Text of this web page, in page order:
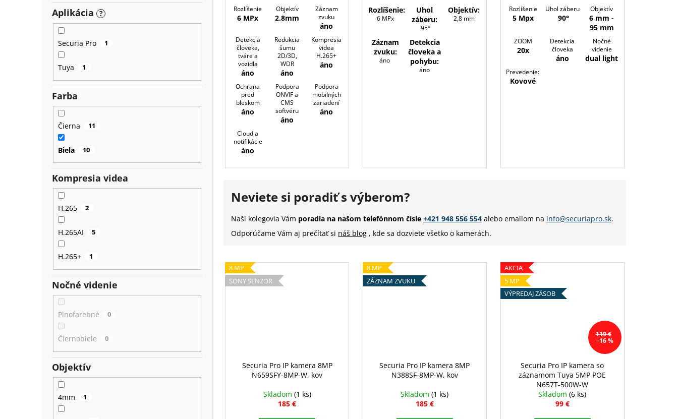
Aplikácia ?
Securia Pro 1
Tuya 1
Farba
Čierna 11
Biela 10
Kompresia videa
H.265 2
H.265AI 5
H.265+ 1
Nočné videnie
Plnofarebné 0
Čiernobiele 0
Objektív
4mm 1
Rozlíšenie
6 MPx
Objektív
2.8mm
Záznam
zvuku
áno
Detekcia
človeka,
tváre a
vozidla
áno
Redukcia
šumu
2D/3D,
WDR
áno
Kompresia
videa
H.265+
áno
Ochrana
pred
bleskom
áno
Podpora
ONVIF a
CMS
softvéru
áno
Podpora
mobilných
zariadení
áno
Cloud a
notifikácie
áno
Rozlíšenie:
6 MPx
Uhol
záberu:
95°
Objektív:
2,8 mm
Záznam
zvuku:
áno
Detekcia
človeka a
pohybu:
áno
Rozlíšenie
5 Mpx
Uhol záberu
90°
Objektív
6 mm -
95 mm
ZOOM
20x
Detekcia
človeka
áno
Nočné
videnie
dual light
Prevedenie:
Kovové
Neviete si poradiť s výberom?
Naši kolegovia Vám poradia na našom telefónnom čísle +421 948 556 554 alebo emailom na info@securiapro.sk.
Odporúčame Vám aj prečítať si náš blog , kde sa dozviete všetko o kamerách.
8 MP
SONY SENZOR
Securia Pro IP kamera 8MP
N659SFY-8MP-W, kov
Skladom (1 ks)
185 €
8 MP
ZÁZNAM ZVUKU
Securia Pro IP kamera 8MP
N388SF-8MP-W, kov
Skladom(1 ks)
185 €
AKCIA
5 MP
VÝPREDAJ ZÁSOB
119 €
–16 %
Securia Pro IP kamera so
záznamom Tuya 5MP POE
N657T-500W-W
Skladom(6 ks)
99 €